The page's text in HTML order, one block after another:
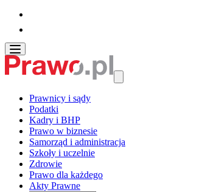
Prawnicy i sądy
Podatki
Kadry i BHP
Prawo w biznesie
Samorząd i administracja
Szkoły i uczelnie
Zdrowie
Prawo dla każdego
Akty Prawne